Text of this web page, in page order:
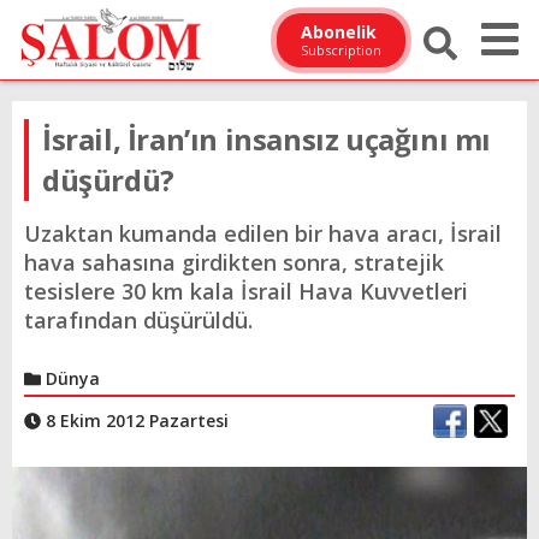
Abonelik
Subscription
İsrail, İran’ın insansız uçağını mı
düşürdü?
Uzaktan kumanda edilen bir hava aracı, İsrail
hava sahasına girdikten sonra, stratejik
tesislere 30 km kala İsrail Hava Kuvvetleri
tarafından düşürüldü.
Dünya
8 Ekim 2012 Pazartesi